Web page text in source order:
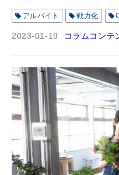
アルバイト 戦力化
2023-01-19 コラムコンテ